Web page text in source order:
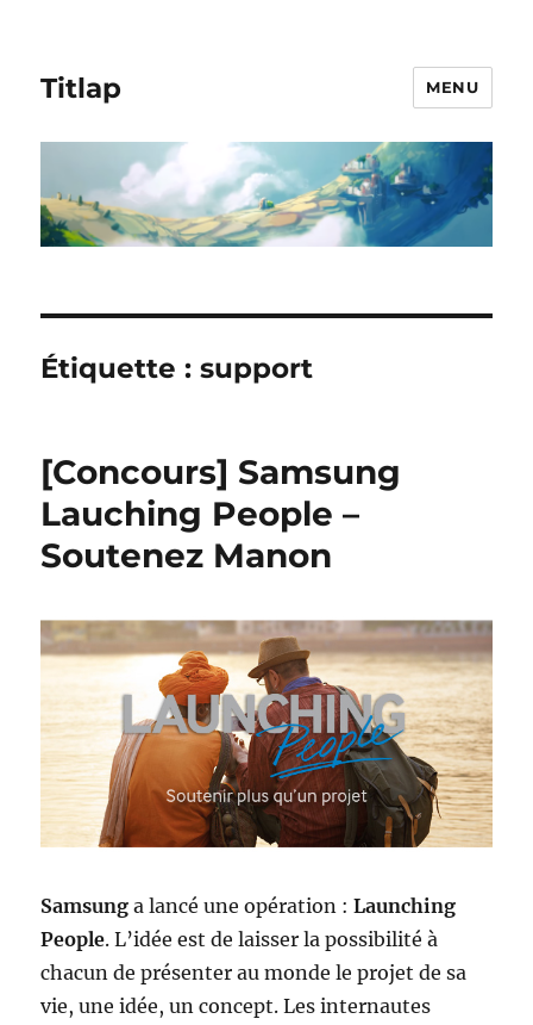
Titlap MENU
Étiquette :support
[Concours] Samsung
Lauching People –
Soutenez Manon
Samsunga lancé une opération :Launching
People. L’idée est de laisser la possibilité à
chacun de présenter au monde le projet de sa
vie, une idée, un concept. Les internautes